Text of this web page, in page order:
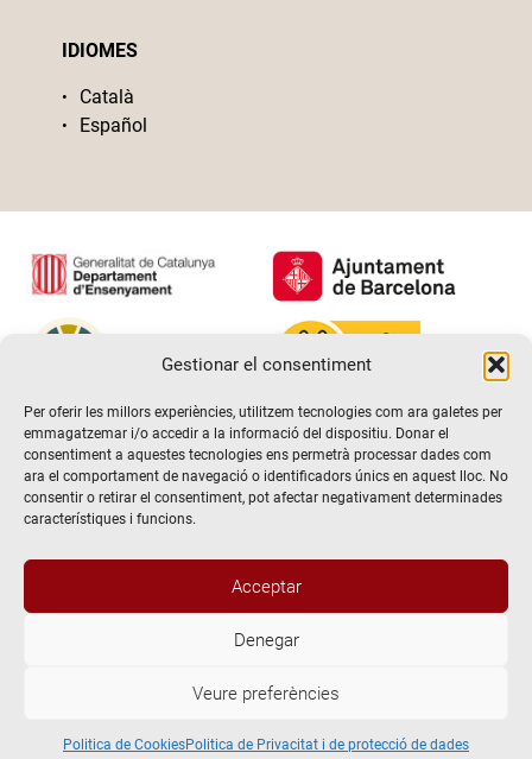
Gestionar el consentiment
Per oferir les millors experiències, utilitzem tecnologies com ara galetes per
emmagatzemar i/o accedir a la informació del dispositiu. Donar el
consentiment a aquestes tecnologies ens permetrà processar dades com
ara el comportament de navegació o identificadors únics en aquest lloc. No
consentir o retirar el consentiment, pot afectar negativament determinades
característiques i funcions.
Acceptar
Denegar
Veure preferències
Politica de CookiesPolitica de Privacitat i de protecció de dades
IDIOMES
Català
Español
@2026 Escola de teatre El Timbal. Tots els drets reservats
Avís Legal
Politica de Cookies